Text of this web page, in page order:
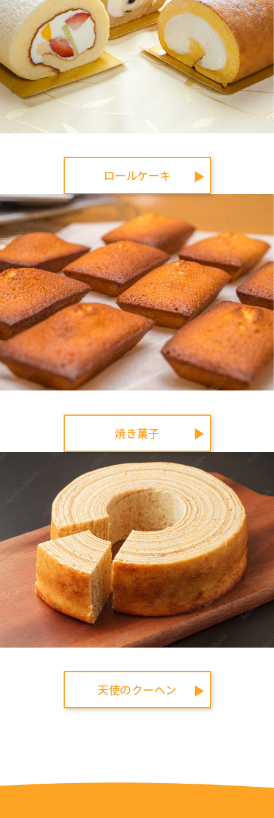
よろしくお願いいたします。
《 Pâtisserie TEL:0893-25-3635 》
2026.05.29 【6月の営業時間のお知らせ】
2.9.16.23.30日の【火曜日は定休日】で
す。
24日(水)は16:30までの営業とさせてい
ただきます。
ご不便をおかけいたしますが、よろしくお
ロールケーキ ▶
焼き菓子 ▶
天使のクーヘン ▶